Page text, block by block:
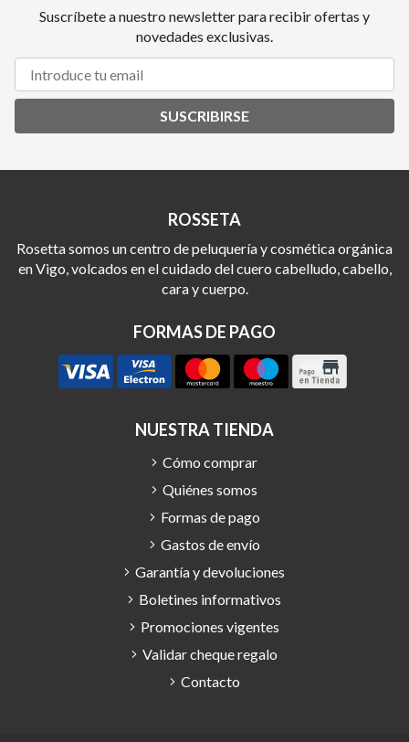
Suscríbete a nuestro newsletter para recibir ofertas y
novedades exclusivas.
SUSCRIBIRSE
ROSSETA
Rosetta somos un centro de peluquería y cosmética orgánica
en Vigo, volcados en el cuidado del cuero cabelludo, cabello,
cara y cuerpo.
FORMAS DE PAGO
NUESTRA TIENDA
Cómo comprar
Quiénes somos
Formas de pago
Gastos de envío
Garantía y devoluciones
Boletines informativos
Promociones vigentes
Validar cheque regalo
Contacto